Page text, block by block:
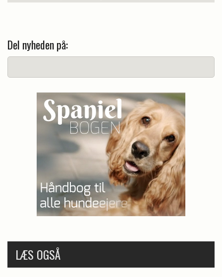
Del nyheden på:
LÆS OGSÅ